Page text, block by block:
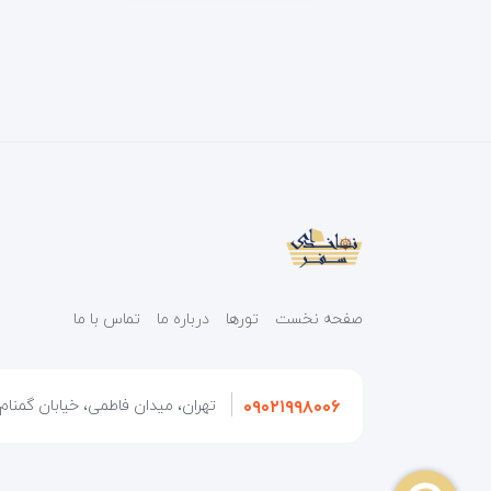
صفحه نخست تورها درباره ما تماس با ما
۰۹۰۲۱۹۹۸۰۰۶ تهران، میدان فاطمی، خیابان گمنام،